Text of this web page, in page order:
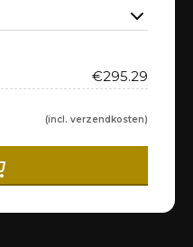
€295.29
(incl. verzendkosten)